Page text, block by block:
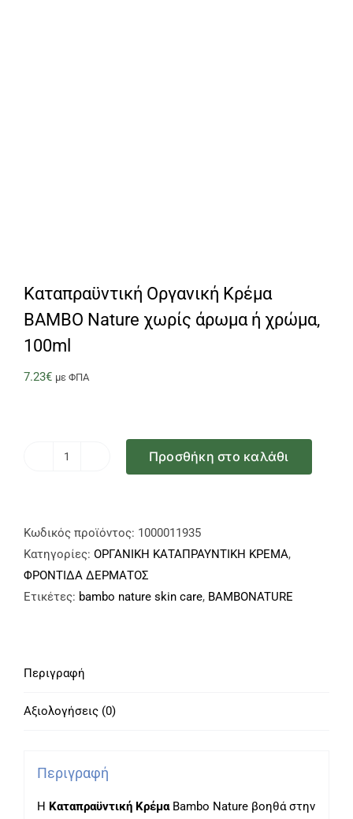
Καταπραϋντική Οργανική Κρέμα
BAMBO Nature χωρίς άρωμα ή χρώμα,
100ml
7.23€ με ΦΠΑ
BAMBO
Nature
χωρίς
άρωμα
ποσότητα
Προσθήκη στο καλάθι
Κωδικός προϊόντος: 1000011935
Κατηγορίες: ΟΡΓΑΝΙΚΗ ΚΑΤΑΠΡΑΥΝΤΙΚΗ ΚΡΕΜΑ,
ΦΡΟΝΤΙΔΑ ΔΕΡΜΑΤΟΣ
Ετικέτες: bambo nature skin care, BAMBONATURE
Περιγραφή
Αξιολογήσεις (0)
Περιγραφή
Η Καταπραϋντική Κρέμα Bambo Nature βοηθά στην